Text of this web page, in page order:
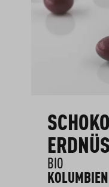
BIO
KOLUMBIEN